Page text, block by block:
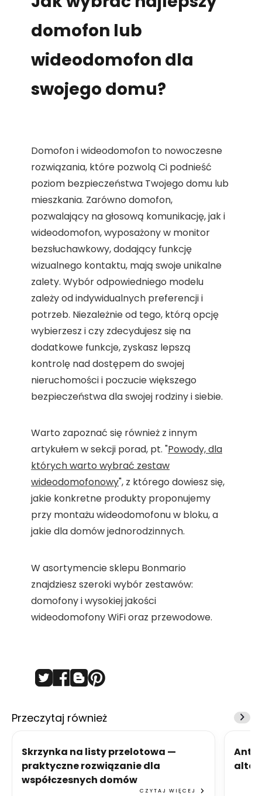
domofon lub
wideodomofon dla
swojego domu?
Domofon i wideodomofon to nowoczesne
rozwiązania, które pozwolą Ci podnieść
poziom bezpieczeństwa Twojego domu lub
mieszkania. Zarówno domofon,
pozwalający na głosową komunikację, jak i
wideodomofon, wyposażony w monitor
bezsłuchawkowy, dodający funkcję
wizualnego kontaktu, mają swoje unikalne
zalety. Wybór odpowiedniego modelu
zależy od indywidualnych preferencji i
potrzeb. Niezależnie od tego, którą opcję
wybierzesz i czy zdecydujesz się na
dodatkowe funkcje, zyskasz lepszą
kontrolę nad dostępem do swojej
nieruchomości i poczucie większego
bezpieczeństwa dla swojej rodziny i siebie.
Warto zapoznać się również z innym
artykułem w sekcji porad, pt. "Powody, dla
których warto wybrać zestaw
wideodomofonowy", z którego dowiesz się,
jakie konkretne produkty proponujemy
przy montażu wideodomofonu w bloku, a
jakie dla domów jednorodzinnych.
W asortymencie sklepu Bonmario
znajdziesz szeroki wybór zestawów:
domofony i wysokiej jakości
wideodomofony WiFi oraz przewodowe.
Przeczytaj również
Skrzynka na listy przelotowa —
praktyczne rozwiązanie dla
współczesnych domów
CZYTAJ WIĘCEJ